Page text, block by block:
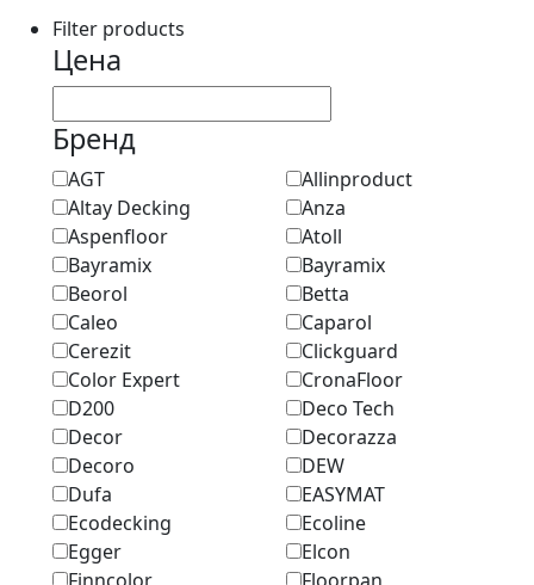
Filter products
Цена
Бренд
AGT
Allinproduct
Altay Decking
Anza
Aspenfloor
Atoll
Bayramix
Bayramix
Beorol
Betta
Caleo
Caparol
Cerezit
Clickguard
Color Expert
CronaFloor
D200
Deco Tech
Decor
Decorazza
Decoro
DEW
Dufa
EASYMAT
Ecodecking
Ecoline
Egger
Elcon